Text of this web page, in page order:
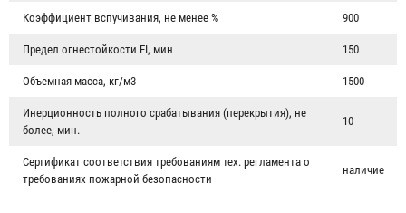
Коэффициент вспучивания, не менее % 900
Предел огнестойкости EI, мин 150
Объемная масса, кг/м3 1500
Инерционность полного срабатывания (перекрытия), не
более, мин.
10
Сертификат соответствия требованиям тех. регламента о
требованиях пожарной безопасности
наличие